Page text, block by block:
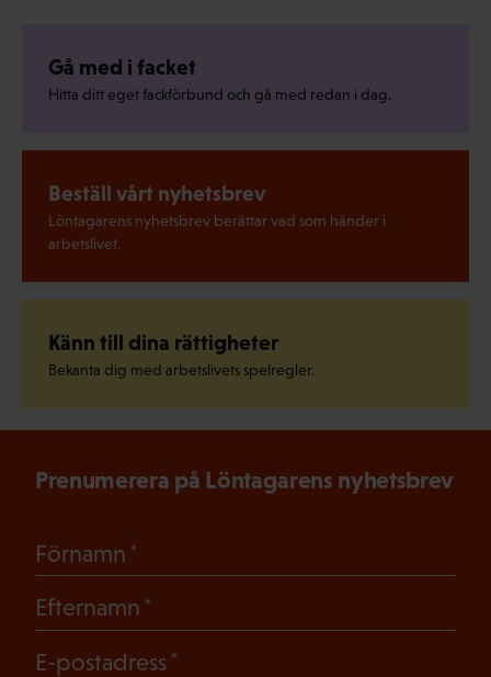
Gå med i facket
Hitta ditt eget fackförbund och gå med redan i dag.
Beställ vårt nyhetsbrev
Löntagarens nyhetsbrev berättar vad som händer i
arbetslivet.
Känn till dina rättigheter
Bekanta dig med arbetslivets spelregler.
Prenumerera på Löntagarens nyhetsbrev
Förnamn
Efternamn
E-postadress